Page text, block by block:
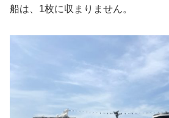
船は、1枚に収まりません。